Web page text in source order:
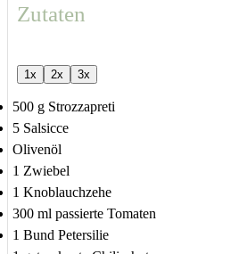
Zutaten
1x 2x 3x
500 g Strozzapreti
5 Salsicce
Olivenöl
1 Zwiebel
1 Knoblauchzehe
300 ml passierte Tomaten
1 Bund Petersilie